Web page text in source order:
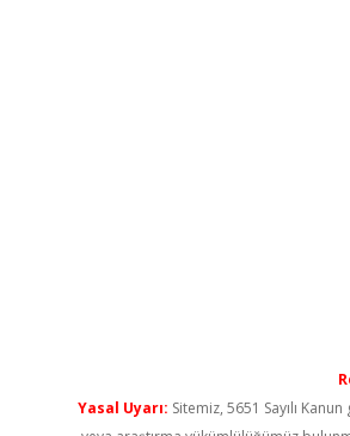
Yasal Uyarı: Sitemiz, 5651 Sayılı